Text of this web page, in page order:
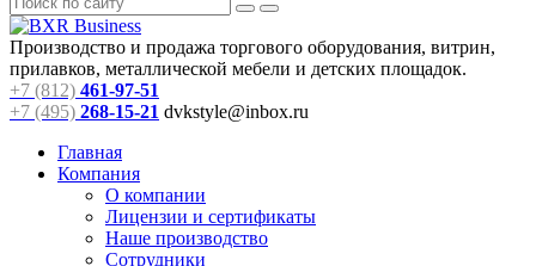
Производство и продажа торгового оборудования, витрин,
прилавков, металлической мебели и детских площадок.
+7 (812) 461-97-51
+7 (495) 268-15-21 dvkstyle@inbox.ru
Главная
Компания
О компании
Лицензии и сертификаты
Наше производство
Сотрудники